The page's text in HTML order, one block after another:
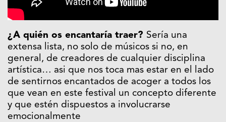
¿A quién os encantaría traer? Sería una
extensa lista, no solo de músicos si no, en
general, de creadores de cualquier disciplina
artística… asi que nos toca mas estar en el lado
de sentirnos encantados de acoger a todos los
que vean en este festival un concepto diferente
y que estén dispuestos a involucrarse
emocionalmente